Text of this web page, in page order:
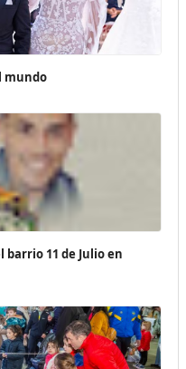
mundo
11 de Julio en